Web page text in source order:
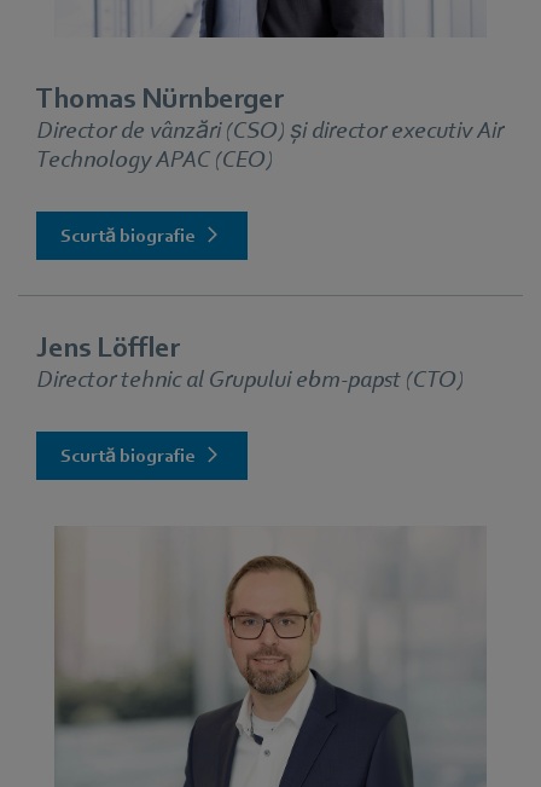
Thomas Nürnberger
Director de vânzări (CSO) și director executiv Air
Technology APAC (CEO)
Scurtă biografie
Jens Löffler
Director tehnic al Grupului ebm‑papst (CTO)
Scurtă biografie